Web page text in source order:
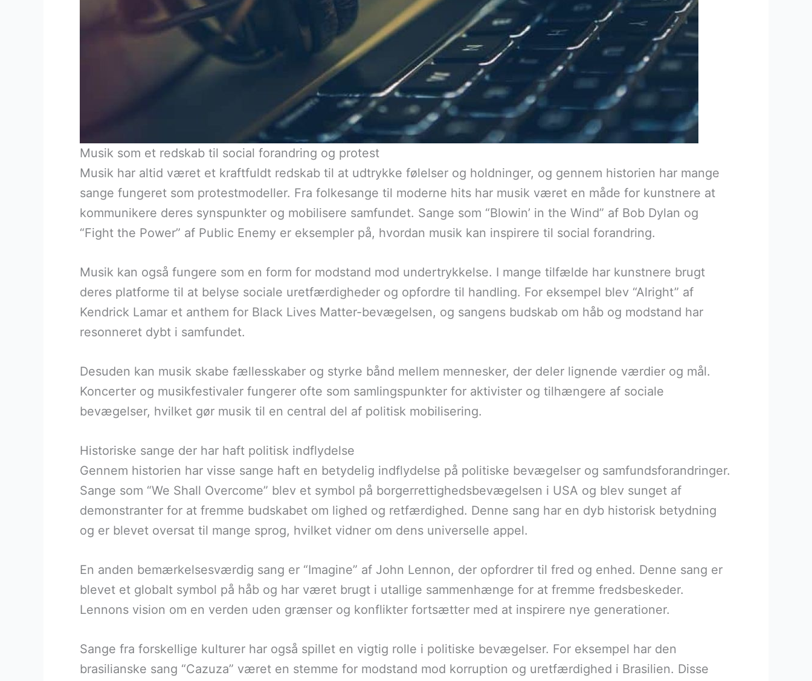
Musik som et redskab til social forandring og protest
Musik har altid været et kraftfuldt redskab til at udtrykke følelser og holdninger, og gennem historien har mange
sange fungeret som protestmodeller. Fra folkesange til moderne hits har musik været en måde for kunstnere at
kommunikere deres synspunkter og mobilisere samfundet. Sange som “Blowin’ in the Wind” af Bob Dylan og
“Fight the Power” af Public Enemy er eksempler på, hvordan musik kan inspirere til social forandring.
Musik kan også fungere som en form for modstand mod undertrykkelse. I mange tilfælde har kunstnere brugt
deres platforme til at belyse sociale uretfærdigheder og opfordre til handling. For eksempel blev “Alright” af
Kendrick Lamar et anthem for Black Lives Matter-bevægelsen, og sangens budskab om håb og modstand har
resonneret dybt i samfundet.
Desuden kan musik skabe fællesskaber og styrke bånd mellem mennesker, der deler lignende værdier og mål.
Koncerter og musikfestivaler fungerer ofte som samlingspunkter for aktivister og tilhængere af sociale
bevægelser, hvilket gør musik til en central del af politisk mobilisering.
Historiske sange der har haft politisk indflydelse
Gennem historien har visse sange haft en betydelig indflydelse på politiske bevægelser og samfundsforandringer.
Sange som “We Shall Overcome” blev et symbol på borgerrettighedsbevægelsen i USA og blev sunget af
demonstranter for at fremme budskabet om lighed og retfærdighed. Denne sang har en dyb historisk betydning
og er blevet oversat til mange sprog, hvilket vidner om dens universelle appel.
En anden bemærkelsesværdig sang er “Imagine” af John Lennon, der opfordrer til fred og enhed. Denne sang er
blevet et globalt symbol på håb og har været brugt i utallige sammenhænge for at fremme fredsbeskeder.
Lennons vision om en verden uden grænser og konflikter fortsætter med at inspirere nye generationer.
Sange fra forskellige kulturer har også spillet en vigtig rolle i politiske bevægelser. For eksempel har den
brasilianske sang “Cazuza” været en stemme for modstand mod korruption og uretfærdighed i Brasilien. Disse